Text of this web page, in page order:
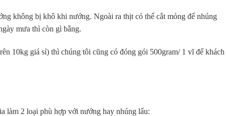
không bị khô khi nướng. Ngoài ra thịt có thể cắt mỏng để nhúng
mưa thì còn gì bằng.
10kg giá sỉ) thì chúng tôi cũng có đóng gói 500gram/ 1 vĩ để khách
làm 2 loại phù hợp với nướng hay nhúng lẩu: